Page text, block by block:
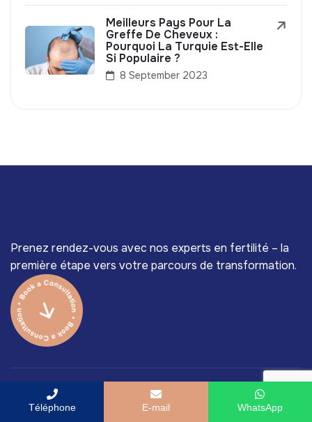
Meilleurs Pays Pour La
Greffe De Cheveux :
Pourquoi La Turquie Est-Elle
Si Populaire ?
8 September 2023
Prenez rendez-vous avec nos experts en fertilité – la
première étape vers votre parcours de transformation.
Téléphone E-mail WhatsApp